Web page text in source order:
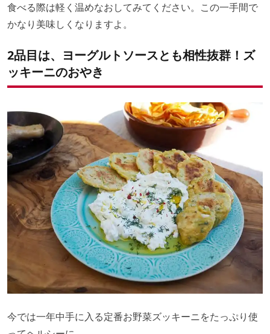
食べる際は軽く温めなおしてみてください。この一手間で
かなり美味しくなりますよ。
2品目は、ヨーグルトソースとも相性抜群！ズ
ッキーニのおやき
今では一年中手に入る定番お野菜ズッキーニをたっぷり使